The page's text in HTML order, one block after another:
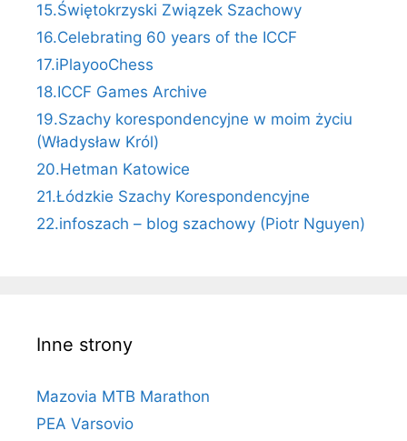
15.Świętokrzyski Związek Szachowy
16.Celebrating 60 years of the ICCF
17.iPlayooChess
18.ICCF Games Archive
19.Szachy korespondencyjne w moim życiu
(Władysław Król)
20.Hetman Katowice
21.Łódzkie Szachy Korespondencyjne
22.infoszach – blog szachowy (Piotr Nguyen)
Inne strony
Mazovia MTB Marathon
PEA Varsovio